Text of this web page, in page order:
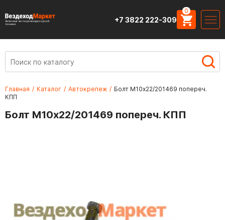
Запасные части для вездеходной
техники
+7 3822 222-309
0
Главная / Каталог / Автокрепеж / Болт М10х22/201469 попереч.
КПП
Болт М10х22/201469 попереч. КПП